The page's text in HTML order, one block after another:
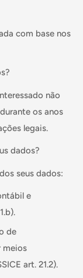
com base nos
não
os anos
legais.
dados?
seus dados:
e
de
meios
art. 21.2).